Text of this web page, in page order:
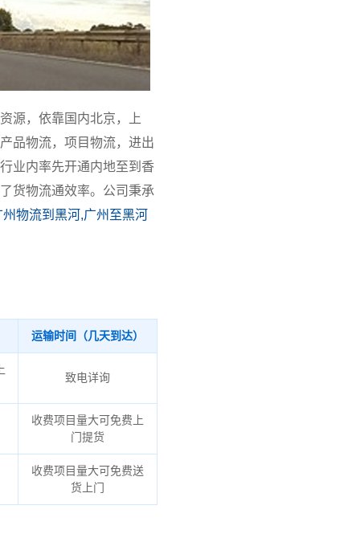
源，依靠国内北京，上
品物流，项目物流，进出
业内率先开通内地至到香
货物流通效率。公司秉承
物流到黑河,广州至黑河
运输时间（几天到达）
致电详询
收费项目量大可免费上
门提货
收费项目量大可免费送
货上门